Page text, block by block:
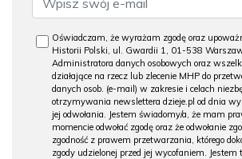
Oświadczam, że wyrażam zgodę oraz
Historii Polski, ul. Gwardii 1, 01-538
Administratora danych osobowych oraz
działające na rzecz lub zlecenie MHP do
danych osob. (e-mail) w zakresie i celach
otrzymywania newslettera dzieje.pl od dnia
jej odwołania. Jestem świadomy/a, że mam
momencie odwołać zgodę oraz że odwołanie
zgodność z prawem przetwarzania, którego
zgody udzielonej przed jej wycofaniem. Jestem